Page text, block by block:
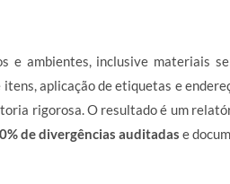
e ambientes, inclusive materiais
aplicação de etiquetas e
rigorosa. O resultado é um
de divergências auditadas e